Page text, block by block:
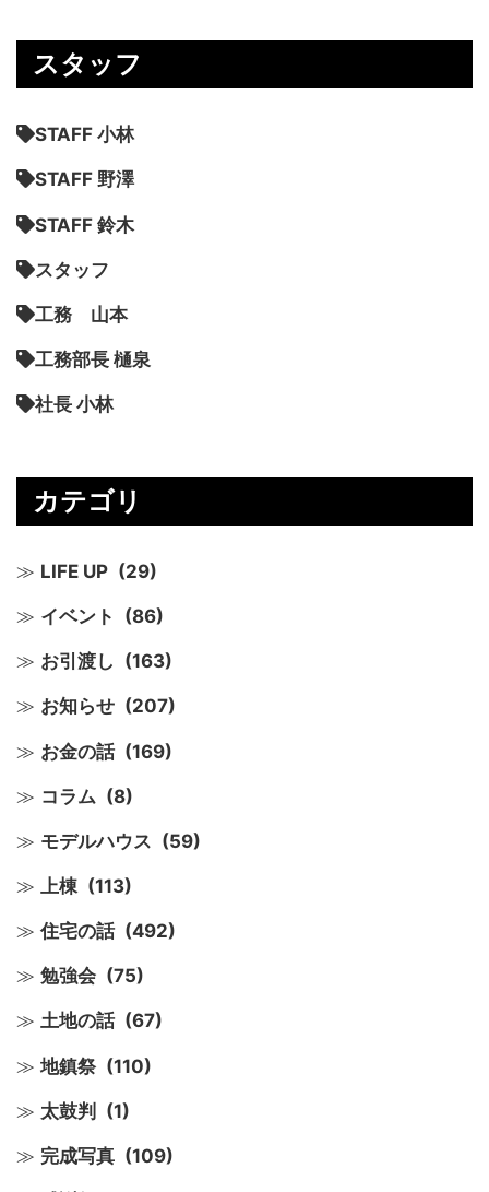
スタッフ
STAFF 小林
STAFF 野澤
STAFF 鈴木
スタッフ
工務 山本
工務部長 樋泉
社長 小林
カテゴリ
LIFE UP (29)
イベント (86)
お引渡し (163)
お知らせ (207)
お金の話 (169)
コラム (8)
モデルハウス (59)
上棟 (113)
住宅の話 (492)
勉強会 (75)
土地の話 (67)
地鎮祭 (110)
太鼓判 (1)
完成写真 (109)